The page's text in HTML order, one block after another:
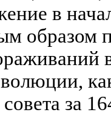
в
образом
за